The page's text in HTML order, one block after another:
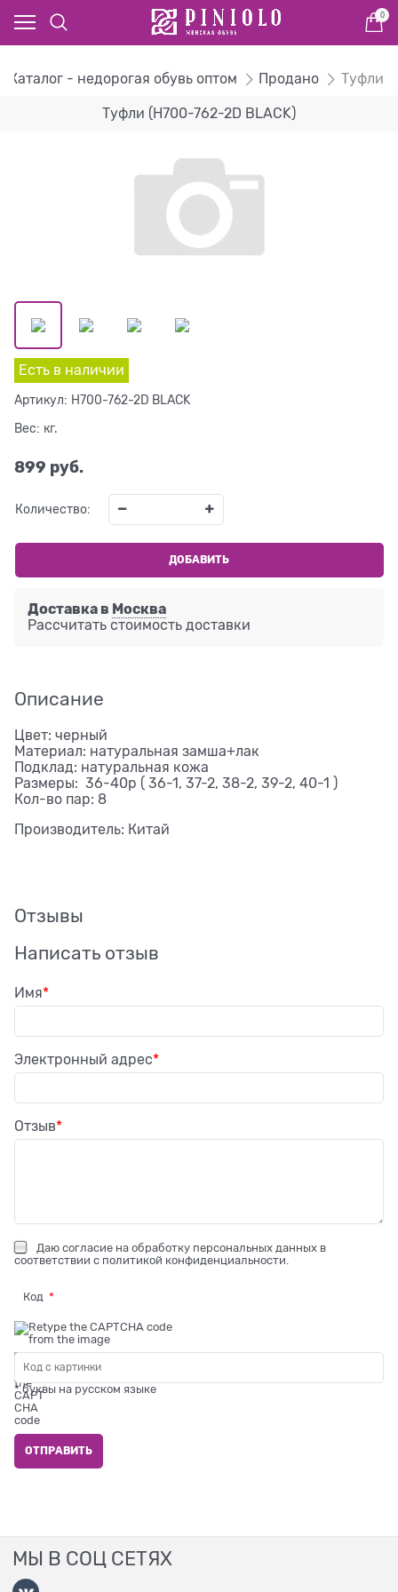
0
Каталог - недорогая обувь оптом Продано Туфли
Туфли (H700-762-2D BLACK)
Есть в наличии
Артикул: H700-762-2D BLACK
Вес: кг.
899 руб.
Количество:
ДОБАВИТЬ
Доставка в Москва
Рассчитать стоимость доставки
Описание
Цвет: черный
Материал: натуральная замша+лак
Подклад: натуральная кожа
Размеры: 36-40р ( 36-1, 37-2, 38-2, 39-2, 40-1 )
Кол-во пар: 8
Производитель: Китай
Отзывы
Написать отзыв
Имя
Электронный адрес
Отзыв
Даю согласие на обработку персональных данных в
соответствии с политикой конфиденциальности
Код
* буквы на русском языке
МЫ В СОЦ СЕТЯХ